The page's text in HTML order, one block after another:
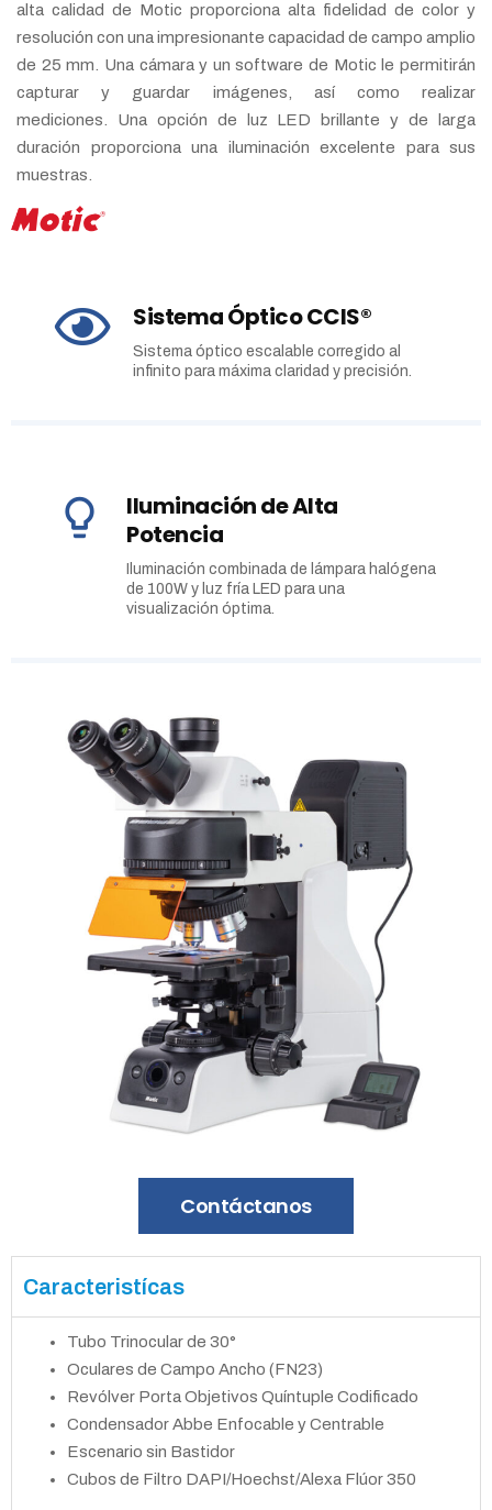
alta calidad de Motic proporciona alta fidelidad de color y
resolución con una impresionante capacidad de campo amplio
de 25 mm. Una cámara y un software de Motic le permitirán
capturar y guardar imágenes, así como realizar
mediciones. Una opción de luz LED brillante y de larga
duración proporciona una iluminación excelente para sus
muestras.
Sistema Óptico CCIS®
Sistema óptico escalable corregido al
infinito para máxima claridad y precisión.
Iluminación de Alta
Potencia
Iluminación combinada de lámpara halógena
de 100W y luz fría LED para una
visualización óptima.
Contáctanos
Caracteristícas
Tubo Trinocular de 30°
Oculares de Campo Ancho (FN23)
Revólver Porta Objetivos Quíntuple Codificado
Condensador Abbe Enfocable y Centrable
Escenario sin Bastidor
Cubos de Filtro DAPI/Hoechst/Alexa Flúor 350